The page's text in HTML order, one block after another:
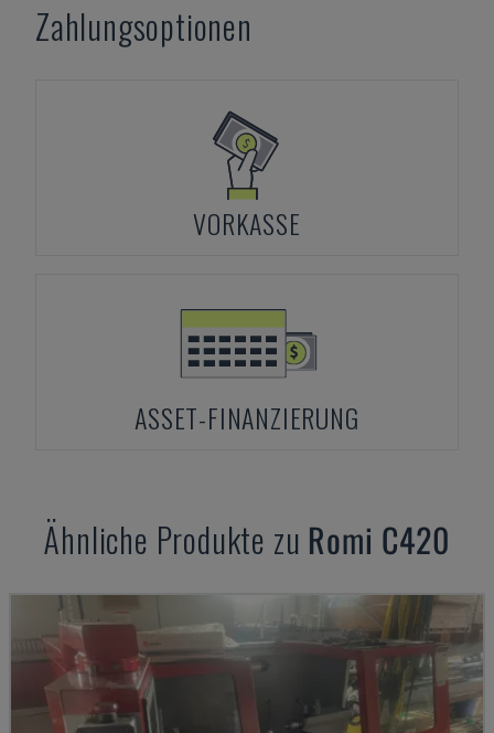
Zahlungsoptionen
VORKASSE
ASSET-FINANZIERUNG
Ähnliche Produkte zu Romi C420